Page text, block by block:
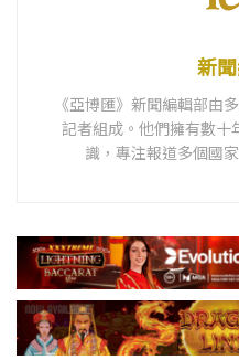
新
《亞博匯》新聞編輯部由
記者組成。他們擁有數十
識，專注報道多個國